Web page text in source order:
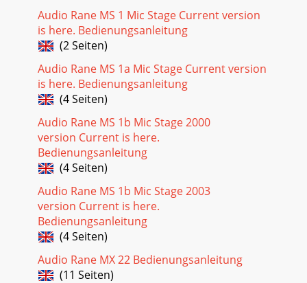
Audio Rane MS 1 Mic Stage Current version
is here. Bedienungsanleitung
(2 Seiten)
Audio Rane MS 1a Mic Stage Current version
is here. Bedienungsanleitung
(4 Seiten)
Audio Rane MS 1b Mic Stage 2000
version Current is here.
Bedienungsanleitung
(4 Seiten)
Audio Rane MS 1b Mic Stage 2003
version Current is here.
Bedienungsanleitung
(4 Seiten)
Audio Rane MX 22 Bedienungsanleitung
(11 Seiten)